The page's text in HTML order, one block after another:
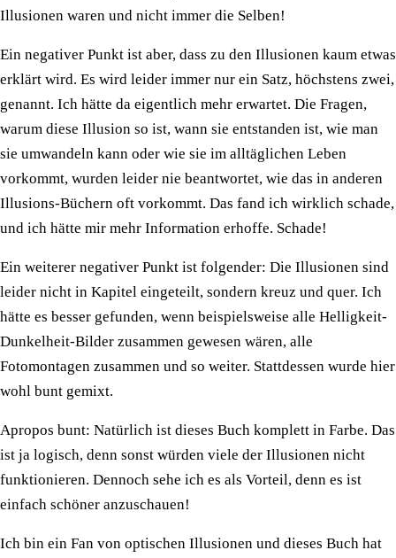
Illusionen waren und nicht immer die Selben!
Ein negativer Punkt ist aber, dass zu den Illusionen kaum etwas
erklärt wird. Es wird leider immer nur ein Satz, höchstens zwei,
genannt. Ich hätte da eigentlich mehr erwartet. Die Fragen,
warum diese Illusion so ist, wann sie entstanden ist, wie man
sie umwandeln kann oder wie sie im alltäglichen Leben
vorkommt, wurden leider nie beantwortet, wie das in anderen
Illusions-Büchern oft vorkommt. Das fand ich wirklich schade,
und ich hätte mir mehr Information erhoffe. Schade!
Ein weiterer negativer Punkt ist folgender: Die Illusionen sind
leider nicht in Kapitel eingeteilt, sondern kreuz und quer. Ich
hätte es besser gefunden, wenn beispielsweise alle Helligkeit-
Dunkelheit-Bilder zusammen gewesen wären, alle
Fotomontagen zusammen und so weiter. Stattdessen wurde hier
wohl bunt gemixt.
Apropos bunt: Natürlich ist dieses Buch komplett in Farbe. Das
ist ja logisch, denn sonst würden viele der Illusionen nicht
funktionieren. Dennoch sehe ich es als Vorteil, denn es ist
einfach schöner anzuschauen!
Ich bin ein Fan von optischen Illusionen und dieses Buch hat